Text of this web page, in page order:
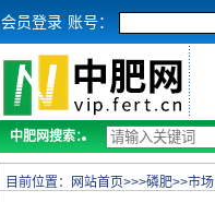
会员登录 账号：
中肥网搜索：
目前位置： 网站首页>>>磷肥>>市